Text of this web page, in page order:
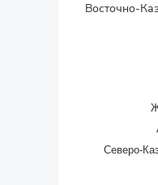
Восточно-
в
The chart
The chart
Северо-